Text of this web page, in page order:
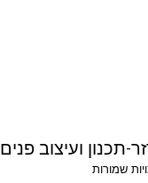
תכנון ועיצוב פנים